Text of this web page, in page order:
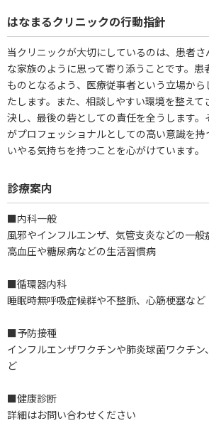
はなまるクリニックの行動指針
当クリニックが大切にしているのは、患者
な家族のように思って寄り添うことです。患
ものとなるよう、医療従事者という立場か
たします。また、相談しやすい環境を整え
決し、最後の砦としての責任を全うします。
がプロフェッショナルとしての高い意識を
いやる気持ちを持つことを心がけています。
診療案内
■内科一般
風邪やインフルエンザ、気管支炎などの一般
高血圧や糖尿病などの生活習慣病
■循環器内科
睡眠時無呼吸症候群や不整脈、心筋梗塞など
■予防接種
インフルエンザワクチンや肺炎球菌ワクチ
ど
■健康診断
詳細はお問い合わせください